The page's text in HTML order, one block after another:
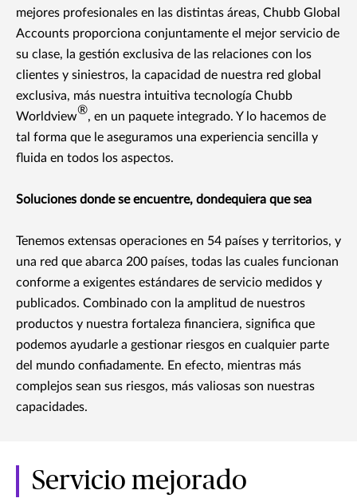
mejores profesionales en las distintas áreas, Chubb Global
Accounts proporciona conjuntamente el mejor servicio de
su clase, la gestión exclusiva de las relaciones con los
clientes y siniestros, la capacidad de nuestra red global
exclusiva, más nuestra intuitiva tecnología Chubb
Worldview®, en un paquete integrado. Y lo hacemos de
tal forma que le aseguramos una experiencia sencilla y
fluida en todos los aspectos.
Soluciones donde se encuentre, dondequiera que sea
Tenemos extensas operaciones en 54 países y territorios, y
una red que abarca 200 países, todas las cuales funcionan
conforme a exigentes estándares de servicio medidos y
publicados. Combinado con la amplitud de nuestros
productos y nuestra fortaleza financiera, significa que
podemos ayudarle a gestionar riesgos en cualquier parte
del mundo confiadamente. En efecto, mientras más
complejos sean sus riesgos, más valiosas son nuestras
capacidades.
Servicio mejorado